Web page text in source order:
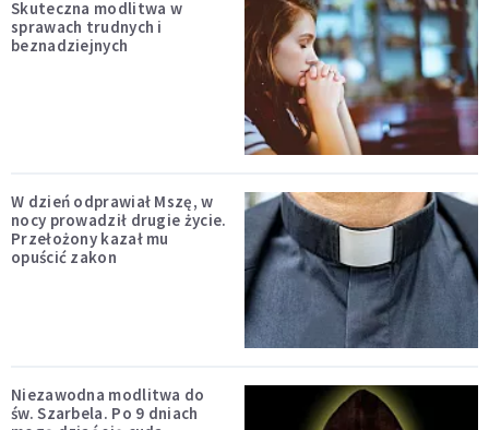
Skuteczna modlitwa w
sprawach trudnych i
beznadziejnych
W dzień odprawiał Mszę, w
nocy prowadził drugie życie.
Przełożony kazał mu
opuścić zakon
Niezawodna modlitwa do
św. Szarbela. Po 9 dniach